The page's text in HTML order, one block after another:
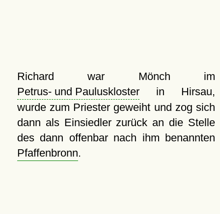
Richard war Mönch im
Petrus- und Paulusklosterin Hirsau,
wurde zum Priester geweiht und zog sich
dann als Einsiedler zurück an die Stelle
des dann offenbar nach ihm benannten
Pfaffenbronn.